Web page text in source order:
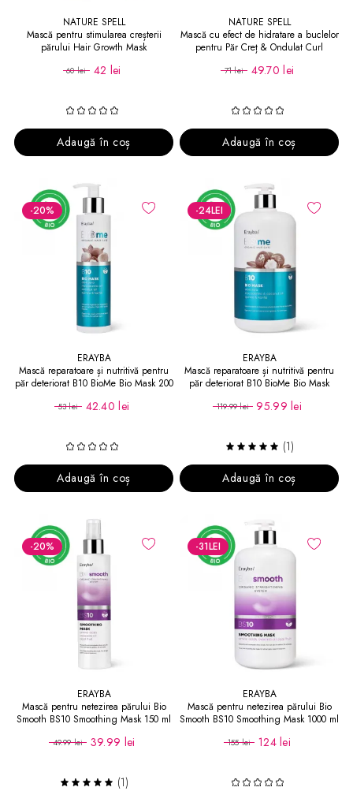
NATURE SPELL
Mască pentru stimularea creșterii
părului Hair Growth Mask
60 lei 42 lei
Adaugă în coș
NATURE SPELL
Mască cu efect de hidratare a buclelor
pentru Păr Creț & Ondulat Curl
71 lei 49.70 lei
Adaugă în coș
-20%
ERAYBA
Mască reparatoare și nutritivă pentru
păr deteriorat B10 BioMe Bio Mask 200
53 lei 42.40 lei
Adaugă în coș
-24LEI
ERAYBA
Mască reparatoare și nutritivă pentru
păr deteriorat B10 BioMe Bio Mask
119.99 lei 95.99 lei
(1)
Adaugă în coș
-20%
ERAYBA
Mască pentru netezirea părului Bio
Smooth BS10 Smoothing Mask 150 ml
49.99 lei 39.99 lei
(1)
-31LEI
ERAYBA
Mască pentru netezirea părului Bio
Smooth BS10 Smoothing Mask 1000 ml
155 lei 124 lei